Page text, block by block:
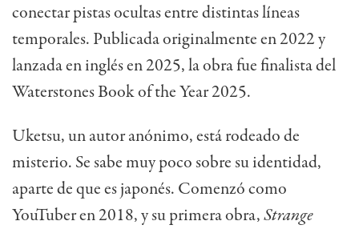
conectar pistas ocultas entre distintas líneas
temporales. Publicada originalmente en 2022 y
lanzada en inglés en 2025, la obra fue finalista del
Waterstones Book of the Year 2025.
Uketsu, un autor anónimo, está rodeado de
misterio. Se sabe muy poco sobre su identidad,
aparte de que es japonés. Comenzó como
YouTuber en 2018, y su primera obra,Strange